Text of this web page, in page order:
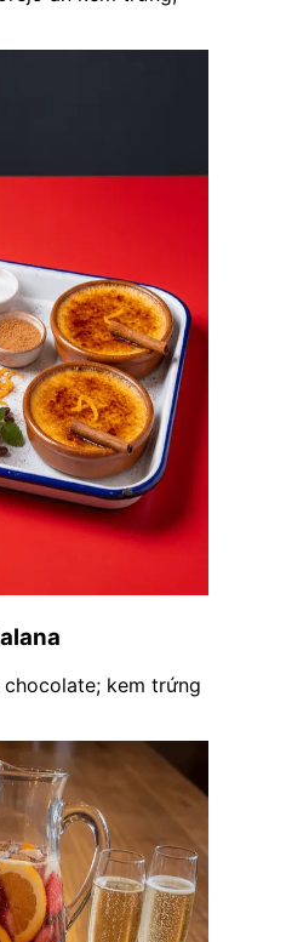
chocolate; kem trứng